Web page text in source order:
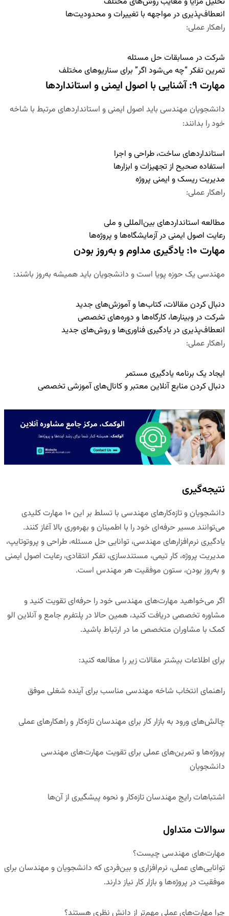
انعطاف‌پذیری در مواجهه با تغییرات و محدودیت‌ها
راهکار عملی:
شرکت در مسابقات حل مسئله
تمرین تفکر “چه می‌شود اگر” برای سناریوهای مختلف
مهارت ۹: آشنایی با اصول ایمنی و استانداردها
دانشجویان مهندسی باید اصول ایمنی و استانداردهای مرتبط با شاخه
خود را بدانند:
استانداردهای ساخت، طراحی و اجرا
استفاده صحیح از تجهیزات و ابزارها
مدیریت ریسک و ایمنی پروژه
راهکار عملی:
مطالعه استانداردهای بین‌المللی و ملی
رعایت اصول ایمنی در آزمایشگاه‌ها و پروژه‌ها
مهارت ۱۰: یادگیری مداوم و به‌روز بودن
مهندسی یک حوزه پویا است و دانشجویان باید همیشه به‌روز باشند:
دنبال کردن مقالات، کتاب‌ها و آموزش‌های جدید
شرکت در وبینارها، کارگاه‌ها و دوره‌های تخصصی
انعطاف‌پذیری در یادگیری فناوری‌ها و روش‌های جدید
راهکار عملی:
ایجاد یک برنامه یادگیری مستمر
دنبال کردن منابع آنلاین معتبر و کانال‌های آموزشی تخصصی
نتیجه‌گیری
دانشجویان و تازه‌کارهای مهندسی با تسلط بر این ۱۰ مهارت کلیدی
می‌توانند مسیر حرفه‌ای خود را با اطمینان و بهره‌وری بالا آغاز کنند.
یادگیری نرم‌افزارهای مهندسی، توانایی حل مسئله، طراحی و پروتوتایپ،
مدیریت پروژه، کار تیمی، مستندسازی، تفکر انتقادی، رعایت اصول ایمنی
و به‌روز بودن، ستون موفقیت هر مهندس است.
اگر می‌خواهید مهارت‌های مهندسی خود را حرفه‌ای تقویت کنید و
مشاوره تخصصی دریافت کنید، همین حالا درپلتفرم جامع و آنلاین الو
کمک با مشاوران متخصص ما در ارتباط باشید.
برای اطلاعات بیشتر مقالات زیر را مطالعه کنید:
راهنمای انتخاب شاخه مهندسی مناسب برای آینده شغلی موفق
چالش‌های ورود به بازار کار برای مهندسان تازه‌کار و راهکارهای عملی
پروژه‌ها و تمرین‌های عملی برای تقویت مهارت‌های مهندسی
دانشجویان
اشتباهات رایج مهندسان تازه‌کار و نحوه پیشگیری از آن‌ها
سوالات متداول
مهارت‌های مهندسی چیست؟
توانایی‌های عملی، نرم‌افزاری و بین‌فردی که دانشجویان و مهندسان برای
موفقیت در پروژه‌ها و بازار کار نیاز دارند.
چرا مهارت‌های عملی مهم‌تر از دانش نظری هستند؟